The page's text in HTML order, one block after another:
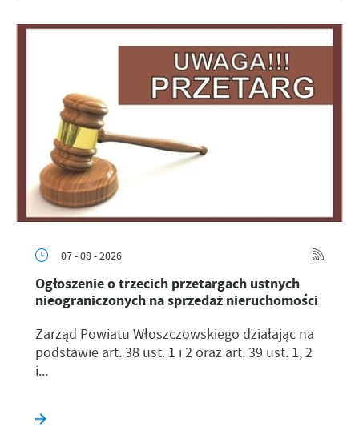
07 - 08 - 2026
Ogłoszenie o trzecich przetargach ustnych
nieograniczonych na sprzedaż nieruchomości
Zarząd Powiatu Włoszczowskiego działając na
podstawie art. 38 ust. 1 i 2 oraz art. 39 ust. 1, 2
i...